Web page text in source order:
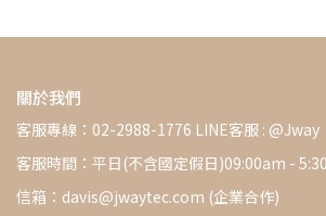
關於我們
客服專線：02-2988-1776 LINE客服 : @Jway
客服時間：平日(不含國定假日)09:00am -
信箱：davis@jwaytec.com (企業合作)